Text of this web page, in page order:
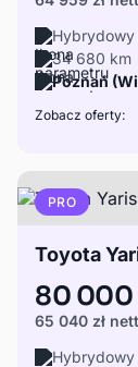
Hybrydowy
34 680 km
Poznań
Zobacz oferty:
PRO
Toyota
80 000
65 040 zł
Hybrydowy